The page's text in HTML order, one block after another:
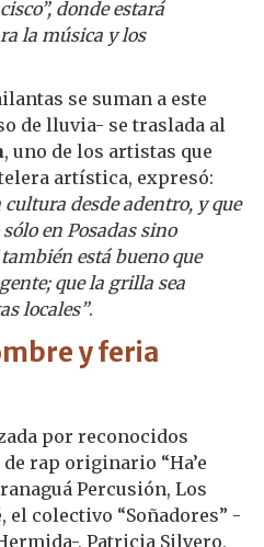
donde estará
la música y los
se suman a este
de lluvia- se traslada al
, uno de los artistas que
artística, expresó:
cultura desde adentro, y que
en Posadas sino
está bueno que
que la grilla sea
locales”.
y feria
por reconocidos
rap originario “Ha’e
Percusión, Los
el colectivo “Soñadores” -
, Patricia Silvero,